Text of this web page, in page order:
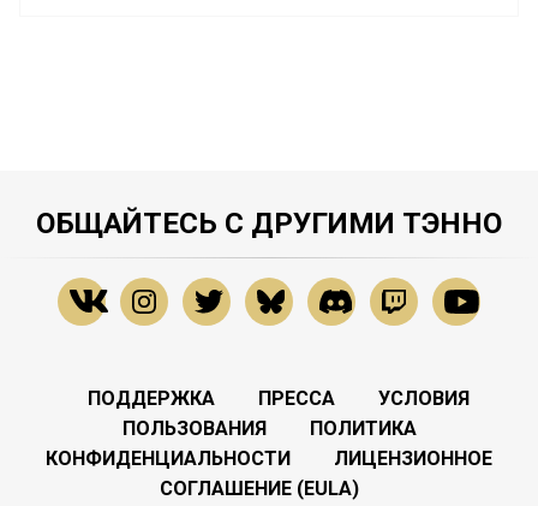
ОБЩАЙТЕСЬ С ДРУГИМИ ТЭННО
ПОДДЕРЖКА ПРЕССА
УСЛОВИЯ
ПОЛЬЗОВАНИЯ
ПОЛИТИКА
КОНФИДЕНЦИАЛЬНОСТИ
ЛИЦЕНЗИОННОЕ
СОГЛАШЕНИЕ (EULA)